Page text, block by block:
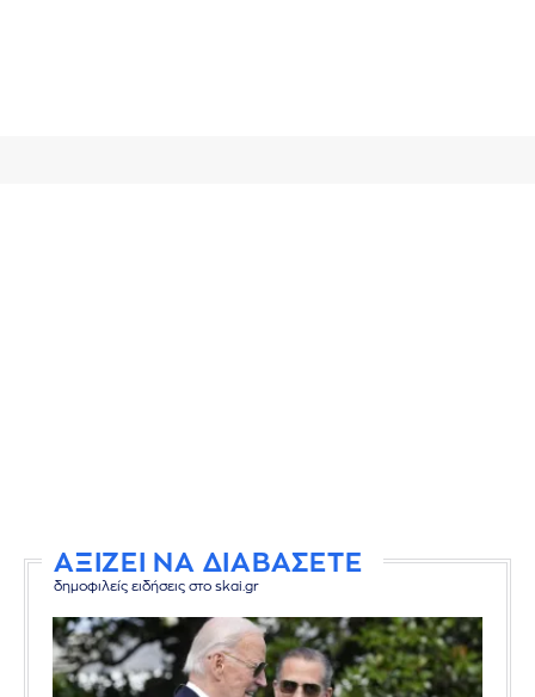
ΑΞΙΖΕΙ ΝΑ ΔΙΑΒΑΣΕΤΕ
δημοφιλείς ειδήσεις στο skai.gr